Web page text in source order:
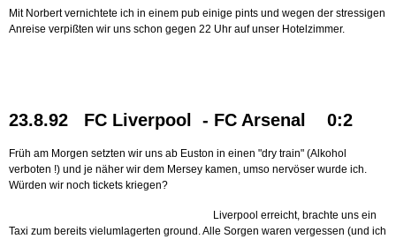
Mit Norbert vernichtete ich in einem pub einige pints und wegen der stressigen
Anreise verpißten wir uns schon gegen 22 Uhr auf unser Hotelzimmer.
23.8.92 FC Liverpool - FC Arsenal 0:2
Früh am Morgen setzten wir uns ab Euston in einen "dry train" (Alkohol
verboten !) und je näher wir dem Mersey kamen, umso nervöser wurde ich.
Würden wir noch tickets kriegen?
Liverpool erreicht, brachte uns ein
Taxi zum bereits vielumlagerten ground. Alle Sorgen waren vergessen (und ich